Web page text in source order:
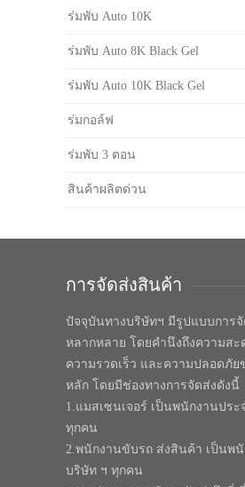
ร่มพับ Auto 10K
ร่มพับ Auto 8K Black Gel
ร่มพับ Auto 10K Black Gel
ร่มกอล์ฟ
ร่มพับ 3 ตอน
สินค้าผลิตด่วน
การจัดส่งสินค้า
ปัจจุบันทางบริษัทฯ มีรูปแบบการ
หลากหลาย โดยคำนึงถึงความสะ
ความรวดเร็ว และความปลอดภัย
หลัก โดยมีช่องทางการจัดส่งดังนี้
1.แมสเซนเจอร์ เป็นพนักงานประ
ทุกคน
2.พนักงานขับรถ ส่งสินค้า เป็นพ
บริษัท ฯ ทุกคน